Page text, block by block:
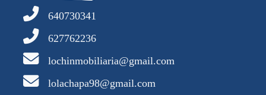
640730341
627762236
lochinmobiliaria@gmail.com
lolachapa98@gmail.com